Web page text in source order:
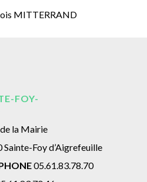
MITTERRAND
FOY-
la Mairie
Sainte-Foy d’Aigrefeuille
05.61.83.78.70